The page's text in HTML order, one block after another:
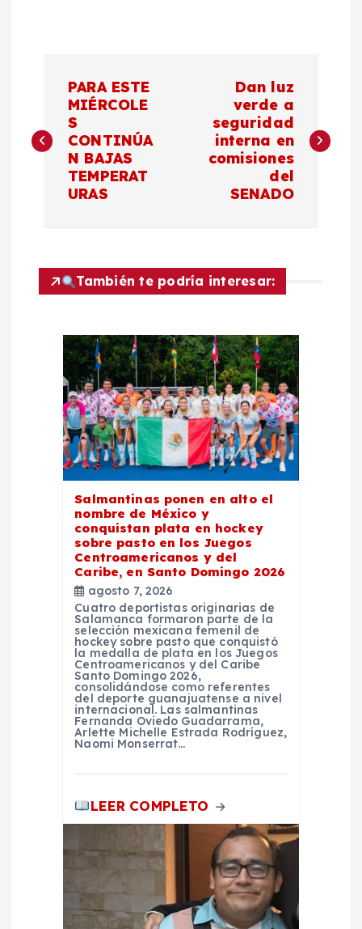
v
a
PARA ESTE
MIÉRCOLE
S
CONTINÚA
N BAJAS
TEMPERAT
URAS
Dan luz
verde a
seguridad
interna en
comisiones
del
SENADO
También te podría interesar:
Salmantinas ponen en alto el
nombre de México y
conquistan plata en hockey
sobre pasto en los Juegos
Centroamericanos y del
Caribe, en Santo Domingo 2026
agosto 7, 2026
Cuatro deportistas originarias de
Salamanca formaron parte de la
selección mexicana femenil de
hockey sobre pasto que conquistó
la medalla de plata en los Juegos
Centroamericanos y del Caribe
Santo Domingo 2026,
consolidándose como referentes
del deporte guanajuatense a nivel
internacional. Las salmantinas
Fernanda Oviedo Guadarrama,
Arlette Michelle Estrada Rodríguez,
Naomi Monserrat…
LEER COMPLETO